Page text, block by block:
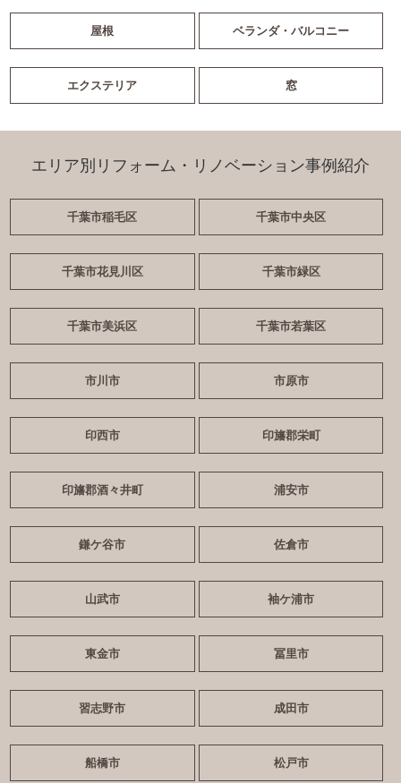
屋根 ベランダ・バルコニー
エクステリア 窓
エリア別リフォーム・リノベーション事例紹介
千葉市稲毛区 千葉市中央区
千葉市花見川区 千葉市緑区
千葉市美浜区 千葉市若葉区
市川市 市原市
印西市 印旛郡栄町
印旛郡酒々井町 浦安市
鎌ケ谷市 佐倉市
山武市 袖ケ浦市
東金市 冨里市
習志野市 成田市
船橋市 松戸市